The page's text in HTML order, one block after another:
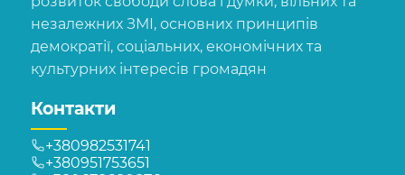
незалежних ЗМІ, основних принципів
демократії, соціальних, економічних та
культурних інтересів громадян
Контакти
+380982531741
+380951753651